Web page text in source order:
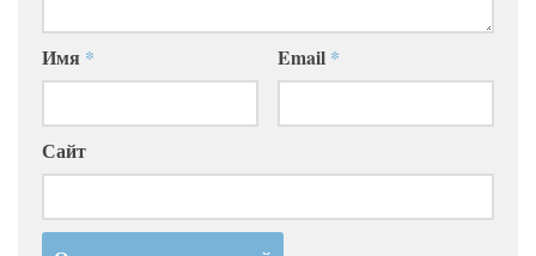
Имя * Email *
Сайт